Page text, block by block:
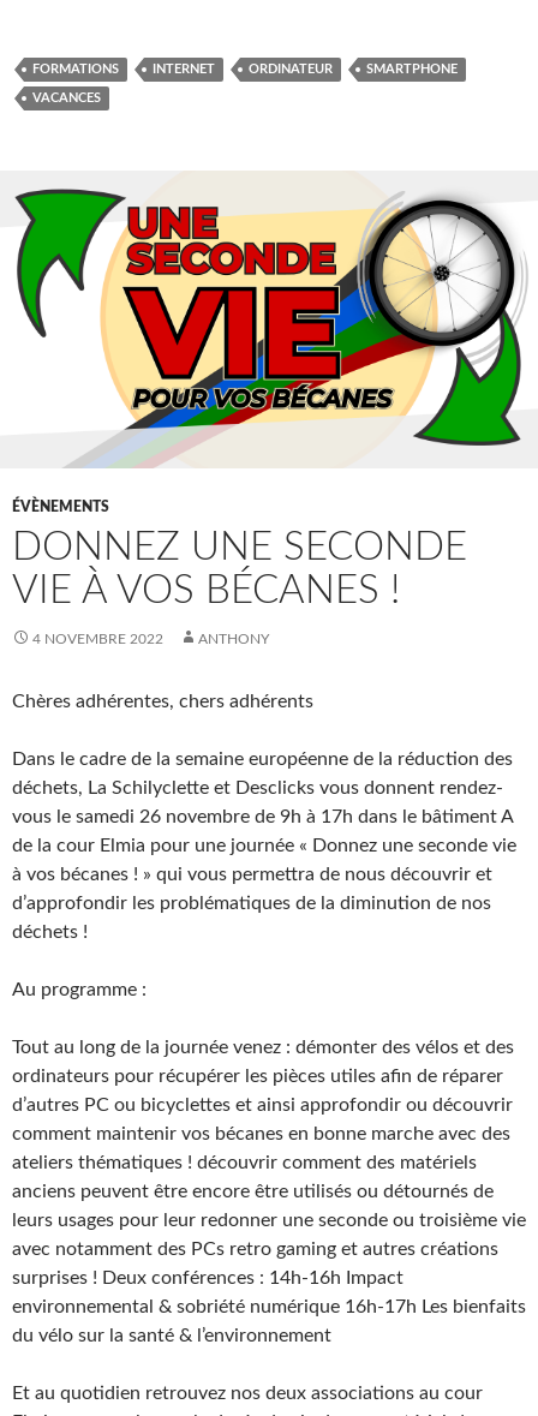
FORMATIONS INTERNET ORDINATEUR SMARTPHONE
VACANCES
ÉVÈNEMENTS
DONNEZ UNE SECONDE
VIE À VOS BÉCANES !
4 NOVEMBRE 2022 ANTHONY
Chères adhérentes, chers adhérents
Dans le cadre de la semaine européenne de la réduction des
déchets, La Schilyclette et Desclicks vous donnent rendez-
vous le samedi 26 novembre de 9h à 17h dans le bâtiment A
de la cour Elmia pour une journée « Donnez une seconde vie
à vos bécanes ! » qui vous permettra de nous découvrir et
d’approfondir les problématiques de la diminution de nos
déchets !
Au programme :
Tout au long de la journée venez : démonter des vélos et des
ordinateurs pour récupérer les pièces utiles afin de réparer
d’autres PC ou bicyclettes et ainsi approfondir ou découvrir
comment maintenir vos bécanes en bonne marche avec des
ateliers thématiques ! découvrir comment des matériels
anciens peuvent être encore être utilisés ou détournés de
leurs usages pour leur redonner une seconde ou troisième vie
avec notamment des PCs retro gaming et autres créations
surprises ! Deux conférences : 14h-16h Impact
environnemental & sobriété numérique 16h-17h Les bienfaits
du vélo sur la santé & l’environnement
Et au quotidien retrouvez nos deux associations au cour